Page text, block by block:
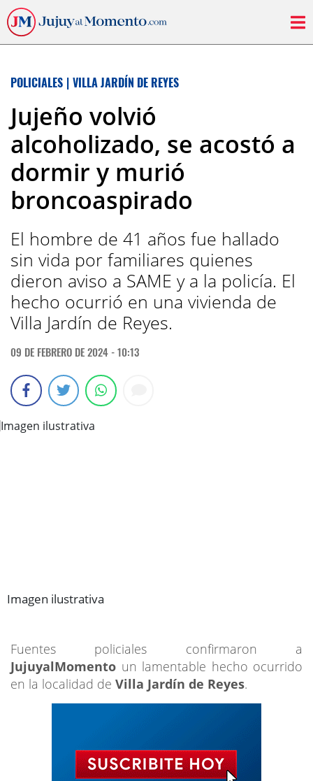
POLICIALES | VILLA JARDÍN DE REYES
Jujeño volvió
alcoholizado, se acostó a
dormir y murió
broncoaspirado
El hombre de 41 años fue hallado
sin vida por familiares quienes
dieron aviso a SAME y a la policía. El
hecho ocurrió en una vivienda de
Villa Jardín de Reyes.
09 DE FEBRERO DE 2024 - 10:13
Imagen ilustrativa
Fuentes policiales confirmaron a
JujuyalMomento un lamentable hecho ocurrido
en la localidad de Villa Jardín de Reyes.